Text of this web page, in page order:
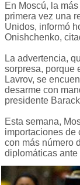
En Moscú, la
primera vez una
Unidos, informó
Onishchenko,
La advertencia,
sorpresa, porque
Lavrov, se
desarme con
presidente
Esta semana,
importaciones de
con más número
diplomáticas